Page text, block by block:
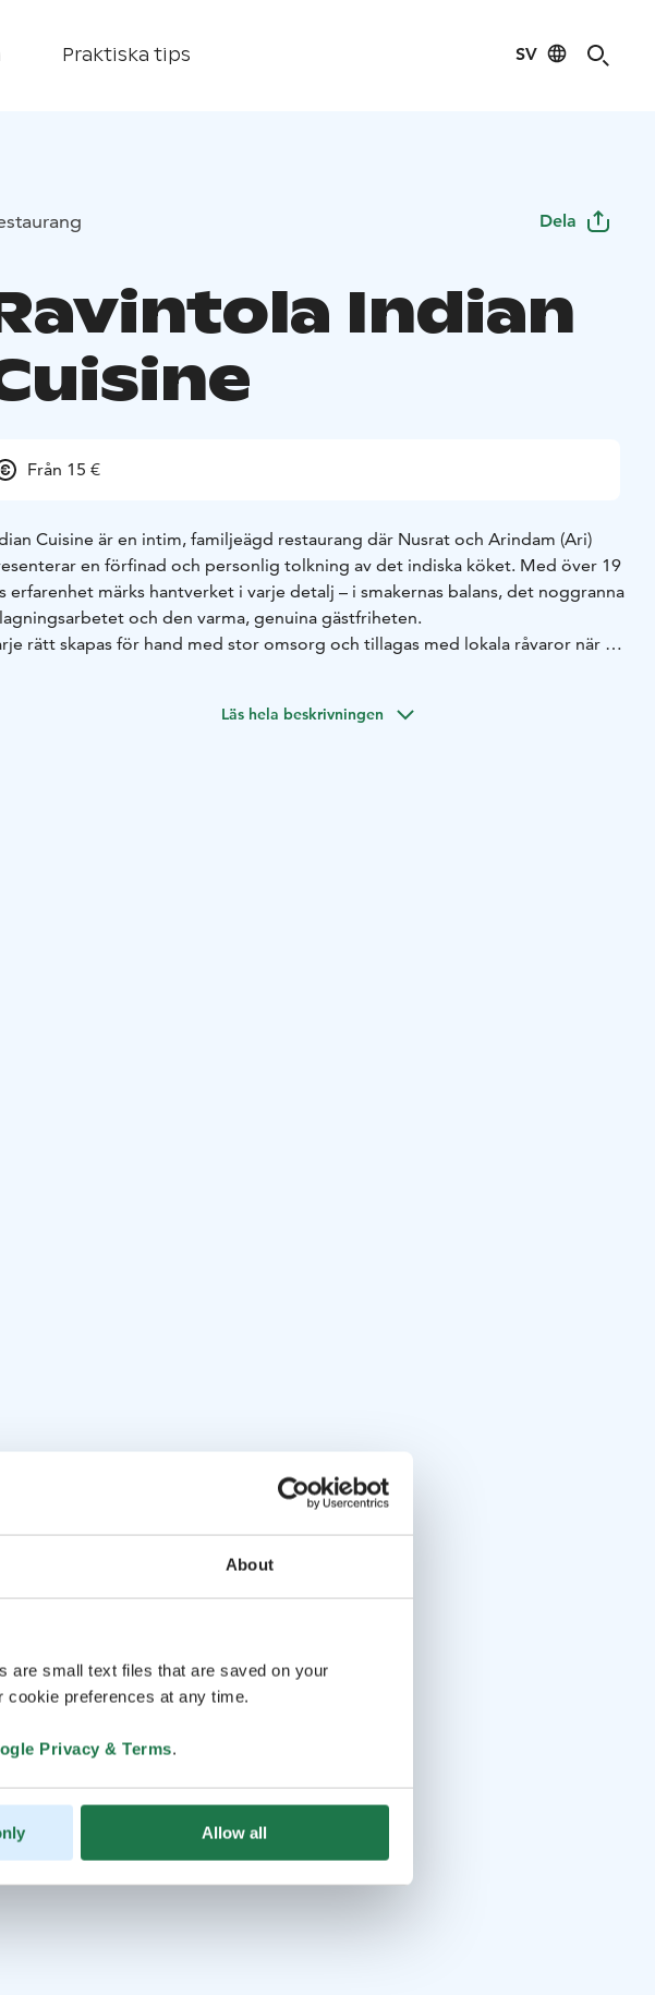
About
are small text files that are saved on your
preferences at any time.
Privacy & Terms.
Allow all
Praktiska tips SV
Dela
Indian
Från 15 €
Cuisine är en intim, familjeägd restaurang där Nusrat och Arindam (Ari)
en förfinad och personlig tolkning av det indiska köket. Med över 19
erfarenhet märks hantverket i varje detalj – i smakernas balans, det noggranna
och den varma, genuina gästfriheten.
rätt skapas för hand med stor omsorg och tillagas med lokala råvaror när så
Läs hela beskrivningen